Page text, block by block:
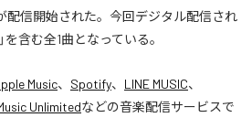
配信開始された。今回デジタル配信され
含む全1曲となっている。
Music、 Spotify、 LINE MUSIC、
Unlimitedなどの音楽配信サービスで